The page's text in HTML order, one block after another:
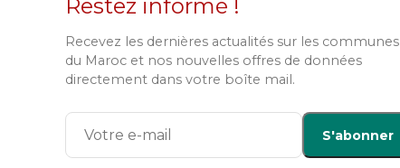
Restez informé !
Recevez les dernières actualités sur les communes
du Maroc et nos nouvelles offres de données
directement dans votre boîte mail.
S'abonner